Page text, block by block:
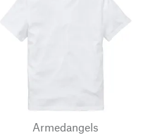
Armedangels